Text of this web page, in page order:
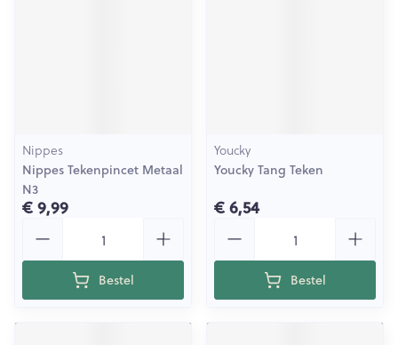
Nippes
Nippes Tekenpincet Metaal
N3
€ 9,99
Bestel
Youcky
Youcky Tang Teken
€ 6,54
Bestel